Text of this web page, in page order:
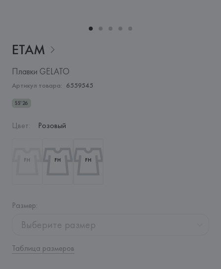
ETAM
Плавки GELATO
Артикул товара: 6559545
SS'26
Цвет: Розовый
Размер:
Выберите размер
Таблица размеров